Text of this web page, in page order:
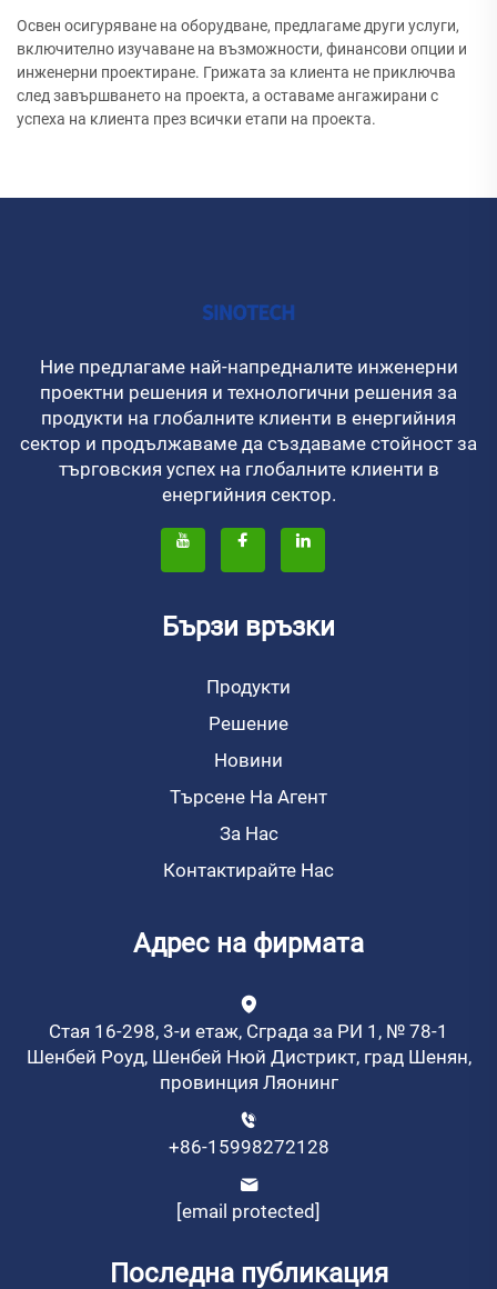
Освен осигуряване на оборудване, предлагаме други услуги,
включително изучаване на възможности, финансови опции и
инженерни проектиране. Грижата за клиента не приключва
след завършването на проекта, а оставаме ангажирани с
успеха на клиента през всички етапи на проекта.
Ние предлагаме най-напредналите инженерни
проектни решения и технологични решения за
продукти на глобалните клиенти в енергийния
сектор и продължаваме да създаваме стойност за
търговския успех на глобалните клиенти в
енергийния сектор.
Бързи връзки
Продукти
Решение
Новини
Търсене На Агент
За Нас
Контактирайте Нас
Адрес на фирмата
Стая 16-298, 3-и етаж, Сграда за РИ 1, № 78-1
Шенбей Роуд, Шенбей Нюй Дистрикт, град Шенян,
провинция Ляонинг
+86-15998272128
[email protected]
Последна публикация